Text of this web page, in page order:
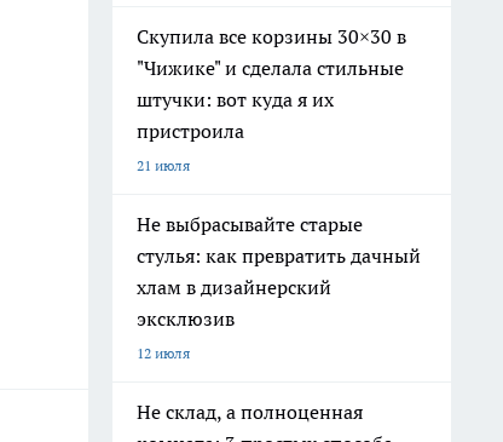
Скупила все корзины 30×30 в
"Чижике" и сделала стильные
штучки: вот куда я их
пристроила
21 июля
Не выбрасывайте старые
стулья: как превратить дачный
хлам в дизайнерский
эксклюзив
12 июля
Не склад, а полноценная